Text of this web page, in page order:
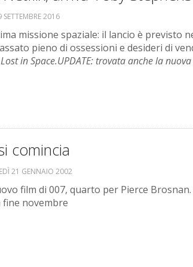
SETTEMBRE 2016
missione spaziale: il lancio è previsto
pieno di ossessioni e desideri di
Lost in Space.UPDATE: trovata anche la nuova
comincia
21 GENNAIO 2002
film di 007, quarto per Pierce Brosnan.
novembre